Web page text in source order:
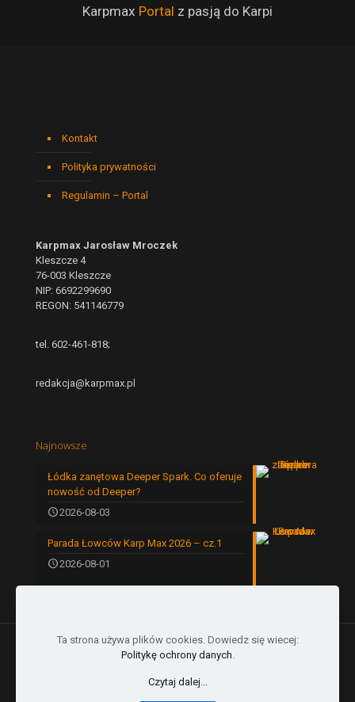
Karpmax Portal z pasją do Karpi
Kontakt
Polityka prywatności
Regulamin – Portal
Karpmax Jarosław Mroczek
Kleszcze 4
76-003 Kleszcze
NIP: 6692299690
REGON: 541146779
tel. 602-461-818;
redakcja@karpmax.pl
Najnowsze
Łódka zanętowa Deeper Spark. Co oferuje
nowość od Deeper?
2026-08-03
Parada Łowców Karp Max 2026 – cz.1
2026-08-01
Ta strona używa plików cookies. Dowiedz się wiecej:
Politykę ochrony danych.
Czytaj dalej...